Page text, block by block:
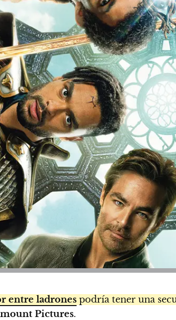
entre ladrones podría tener una
Pictures.